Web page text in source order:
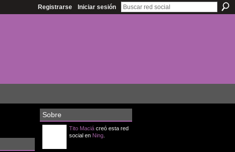
Registrarse Iniciar sesión
Sobre
Tito Maciácreó esta red
social en Ning.